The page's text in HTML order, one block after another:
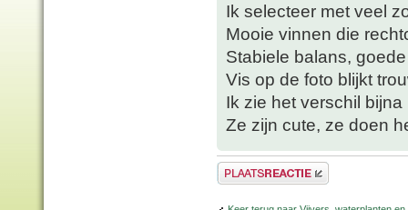
Ik selecteer met veel
Mooie vinnen die
Stabiele balans,
Vis op de foto blijkt
Ik zie het verschil
Ze zijn cute, ze doen
Plaats een reactie